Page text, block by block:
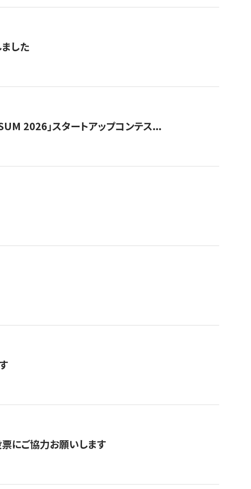
した
2026」スタートアップコンテス...
にご協力お願いします